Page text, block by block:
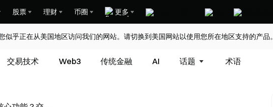
股票 理财 币圈 更多
似乎正在从美国地区访问我们的网站。请切换到美国网站以使用您所在地区支持的产品。
交易技术 Web3 传统金融 AI 话题 术语